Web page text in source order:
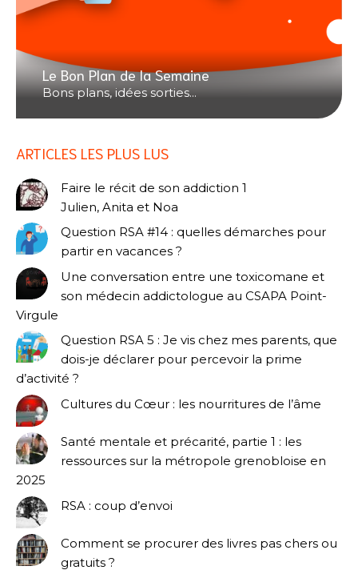
Le Bon Plan de la Semaine
Bons plans, idées sorties...
ARTICLES LES PLUS LUS
Faire le récit de son addiction 1
Julien, Anita et Noa
Question RSA #14 : quelles démarches pour
partir en vacances ?
Une conversation entre une toxicomane et
son médecin addictologue au CSAPA Point-
Virgule
Question RSA 5 : Je vis chez mes parents, que
dois-je déclarer pour percevoir la prime
d’activité ?
Cultures du Cœur : les nourritures de l’âme
Santé mentale et précarité, partie 1 : les
ressources sur la métropole grenobloise en
2025
RSA : coup d’envoi
Comment se procurer des livres pas chers ou
gratuits ?